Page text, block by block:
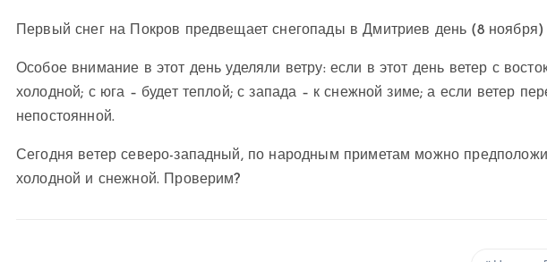
Первый снег на Покров предвещает снегопады в Дмитриев день (8
Особое внимание в этот день уделяли ветру: если в этот день ветер с
холодной; с юга – будет теплой; с запада – к снежной зиме; а если ветер
непостоянной.
Сегодня ветер северо-западный, по народным приметам можно
холодной и снежной. Проверим?